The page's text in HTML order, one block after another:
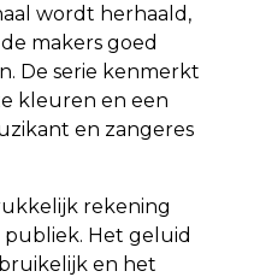
wordt herhaald,
makers goed
De serie kenmerkt
kleuren en een
en zangeres
rekening
Het geluid
en het